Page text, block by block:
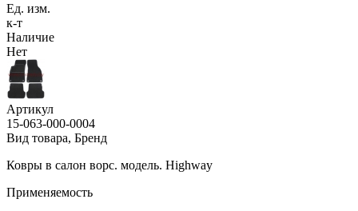
Ед. изм.
к-т
Наличие
Нет
Артикул
15-063-000-0004
Вид товара, Бренд
Ковры в салон ворс. модель. Highway
Применяемость